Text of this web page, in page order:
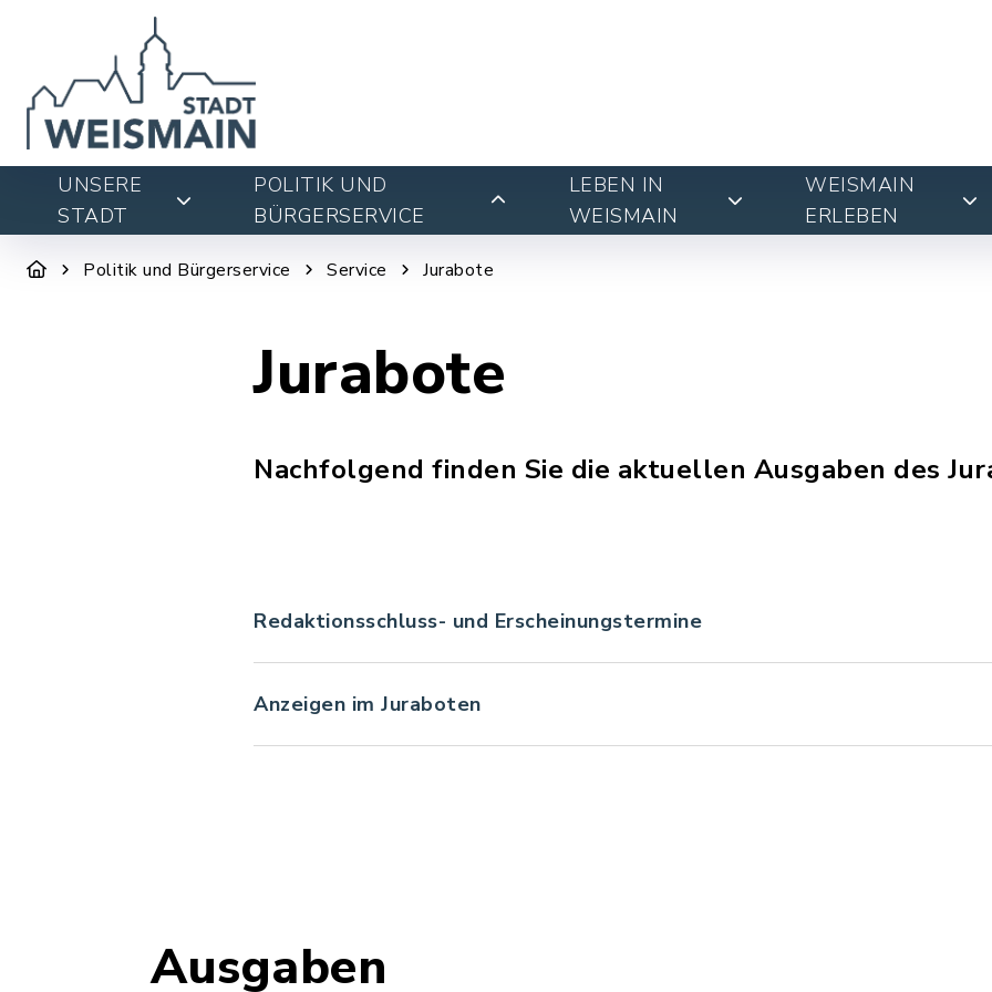
UNSERE
STADT
POLITIK UND
BÜRGERSERVICE
LEBEN IN
WEISMAIN
WEISMAIN
ERLEBEN
Politik und Bürgerservice Service Jurabote
Jurabote
Nachfolgend finden Sie die aktuellen Ausgaben des
Redaktionsschluss- und Erscheinungstermine
Anzeigen im Juraboten
Ausgaben